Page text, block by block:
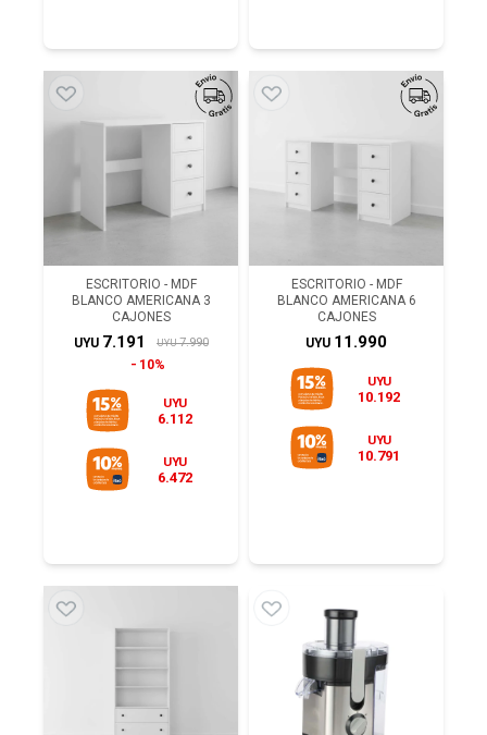
ESCRITORIO - MDF
BLANCO AMERICANA 3
CAJONES
UYU 7.191 UYU 7.990
10%
UYU
6.112
UYU
6.472
ESCRITORIO - MDF
BLANCO AMERICANA 6
CAJONES
UYU 11.990
UYU
10.192
UYU
10.791